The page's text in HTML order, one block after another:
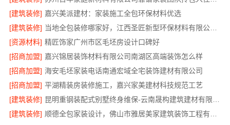
[建筑装修] 嘉兴美派建材：家装施工全包环保材料优选
[建筑装修]
当地全包装修哪家好，江西圣匠新型环保材料有限公司值得信赖
[资源材料] 精匠饰家广州市区毛坯房设计口碑好
[招商加盟] 嘉兴锦居装饰材料有限公司南湖区高端装饰怎么样
[招商加盟] 海安毛坯家装电话南通宏域全宅装饰建材有限公司
[招商加盟] 平湖精装房装修施工，嘉兴家美建材科技规范工艺
[建筑装修]
[建筑装修]